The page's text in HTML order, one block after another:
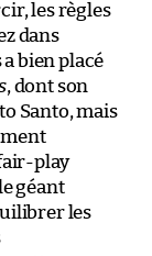
les règles
dans
bien placé
, dont son
Santo, mais
play
géant
les